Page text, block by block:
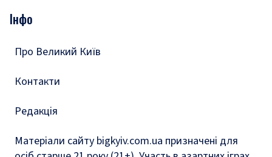
Подкасти
Тести
Інфо
Про Великий Київ
Контакти
Редакція
Матеріали сайту bigkyiv.com.ua призначені для